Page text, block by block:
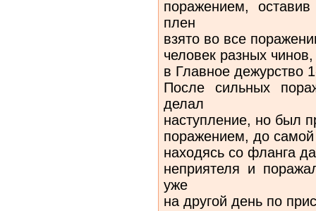
поражением,
плен
взято во все
человек разных
в Главное дежурство
После сильных
делал
наступление, но был
поражением, до
находясь со фланга
неприятеля и
уже
на другой день по